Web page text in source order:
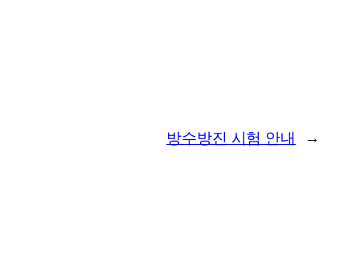
방수방진 시험 안내 →